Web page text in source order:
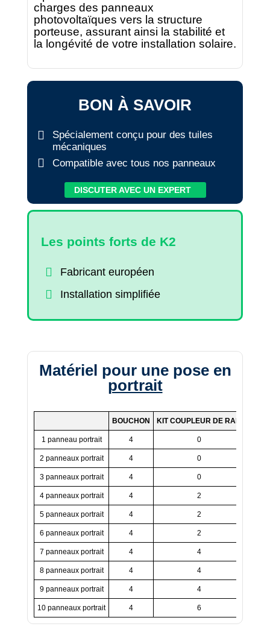
charges des panneaux
photovoltaïques vers la structure
porteuse, assurant ainsi la stabilité et
la longévité de votre installation solaire.
BON À SAVOIR
Spécialement conçu pour des tuiles
mécaniques
Compatible avec tous nos panneaux
DISCUTER AVEC UN EXPERT
Les points forts de K2
Fabricant européen
Installation simplifiée
Matériel pour une pose en
portrait
BOUCHON KIT COUPLEUR DE RAIL
1 panneau portrait 4 0
2 panneaux portrait 4 0
3 panneaux portrait 4 0
4 panneaux portrait 4 2
5 panneaux portrait 4 2
6 panneaux portrait 4 2
7 panneaux portrait 4 4
8 panneaux portrait 4 4
9 panneaux portrait 4 4
10 panneaux portrait 4 6